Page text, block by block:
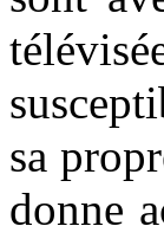
sa
donne